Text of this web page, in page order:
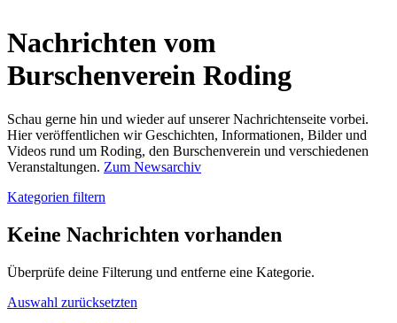
Nachrichten vom
Burschenverein Roding
Schau gerne hin und wieder auf unserer Nachrichtenseite vorbei.
Hier veröffentlichen wir Geschichten, Informationen, Bilder und
Videos rund um Roding, den Burschenverein und verschiedenen
Veranstaltungen. Zum Newsarchiv
Kategorien filtern
Keine Nachrichten vorhanden
Überprüfe deine Filterung und entferne eine Kategorie.
Auswahl zurücksetzten